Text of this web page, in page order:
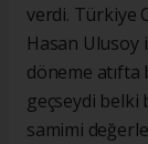
verdi. Türkiye
Hasan Ulusoy
döneme atıfta
geçseydi belki
samimi